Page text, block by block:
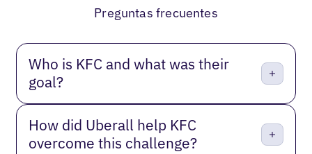
Preguntas frecuentes
Who is KFC and what was their
goal?
How did Uberall help KFC
overcome this challenge?